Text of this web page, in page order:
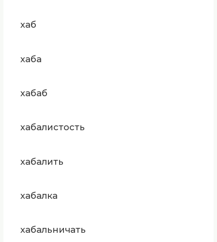
хаб
хаба
хабаб
хабалистость
хабалить
хабалка
хабальничать